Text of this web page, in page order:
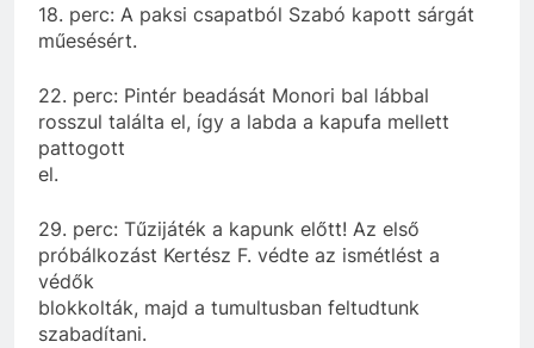
18. perc: A paksi csapatból Szabó kapott sárgát
műesésért.
22. perc: Pintér beadását Monori bal lábbal
rosszul találta el, így a labda a kapufa mellett
pattogott
el.
29. perc: Tűzijáték a kapunk előtt! Az első
próbálkozást Kertész F. védte az ismétlést a
védők
blokkolták, majd a tumultusban feltudtunk
szabadítani.